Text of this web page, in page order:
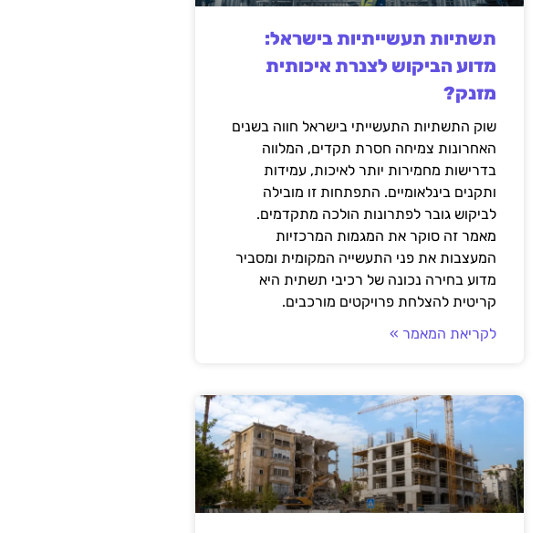
תשתיות תעשייתיות בישראל:
מדוע הביקוש לצנרת איכותית
מזנק?
שוק התשתיות התעשייתי בישראל חווה בשנים
האחרונות צמיחה חסרת תקדים, המלווה
בדרישות מחמירות יותר לאיכות, עמידות
ותקנים בינלאומיים. התפתחות זו מובילה
לביקוש גובר לפתרונות הולכה מתקדמים.
מאמר זה סוקר את המגמות המרכזיות
המעצבות את פני התעשייה המקומית ומסביר
מדוע בחירה נכונה של רכיבי תשתית היא
קריטית להצלחת פרויקטים מורכבים.
לקריאת המאמר »